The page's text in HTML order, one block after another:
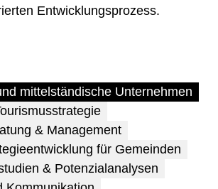
Entwicklungsprozess.
mittelständische Unternehmen
& Management
für Gemeinden
& Potenzialanalysen